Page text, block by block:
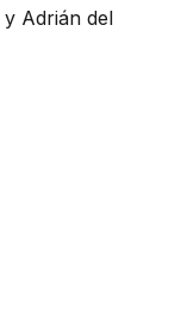
y Adrián del